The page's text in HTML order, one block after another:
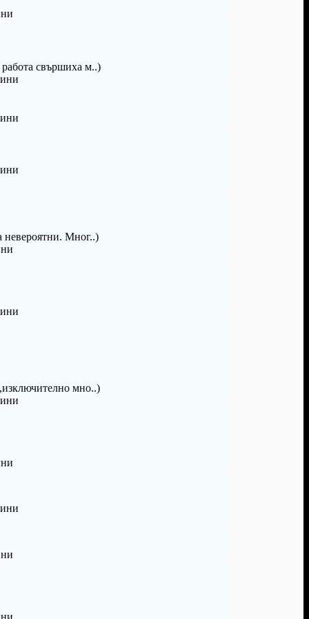
свършиха м..)
невероятни. Мног..)
мно..)